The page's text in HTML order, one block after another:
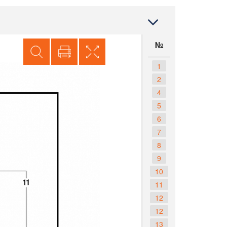
№
1
2
4
5
6
7
8
9
10
11
12
12
13